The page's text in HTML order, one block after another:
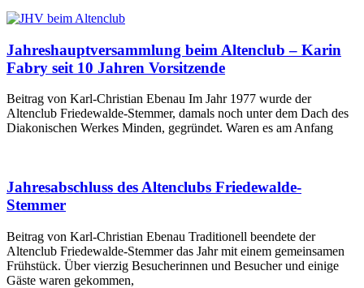
Jahreshauptversammlung beim Altenclub – Karin
Fabry seit 10 Jahren Vorsitzende
Beitrag von Karl-Christian Ebenau Im Jahr 1977 wurde der
Altenclub Friedewalde-Stemmer, damals noch unter dem Dach des
Diakonischen Werkes Minden, gegründet. Waren es am Anfang
Jahresabschluss des Altenclubs Friedewalde-
Stemmer
Beitrag von Karl-Christian Ebenau Traditionell beendete der
Altenclub Friedewalde-Stemmer das Jahr mit einem gemeinsamen
Frühstück. Über vierzig Besucherinnen und Besucher und einige
Gäste waren gekommen,